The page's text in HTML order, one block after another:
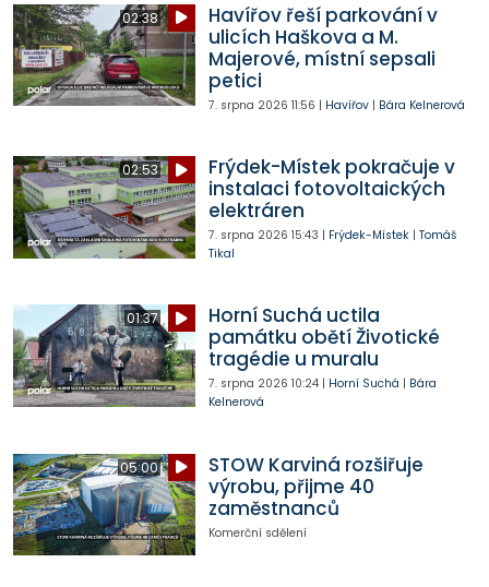
02:38
Havířov řeší parkování v
ulicích Haškova a M.
Majerové, místní sepsali
petici
7. srpna 2026 11:56 | Havířov| Bára Kelnerová
02:53
Frýdek-Místek pokračuje v
instalaci fotovoltaických
elektráren
7. srpna 2026 15:43 | Frýdek-Místek| Tomáš
Tikal
01:37
Horní Suchá uctila
památku obětí Životické
tragédie u muralu
7. srpna 2026 10:24| Horní Suchá | Bára
Kelnerová
05:00
STOW Karviná rozšiřuje
výrobu, přijme 40
zaměstnanců
Komerční sdělení